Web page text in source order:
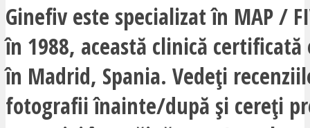
Ginefiv este specializat în MAP /
în 1988, această clinică
în Madrid, Spania. Vedeți
fotografii înainte/după și cereți